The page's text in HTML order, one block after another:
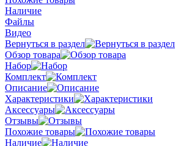
Наличие
Файлы
Видео
Вернуться в раздел
Обзор товара
Набор
Комплект
Описание
Характеристики
Аксессуары
Отзывы
Похожие товары
Наличие